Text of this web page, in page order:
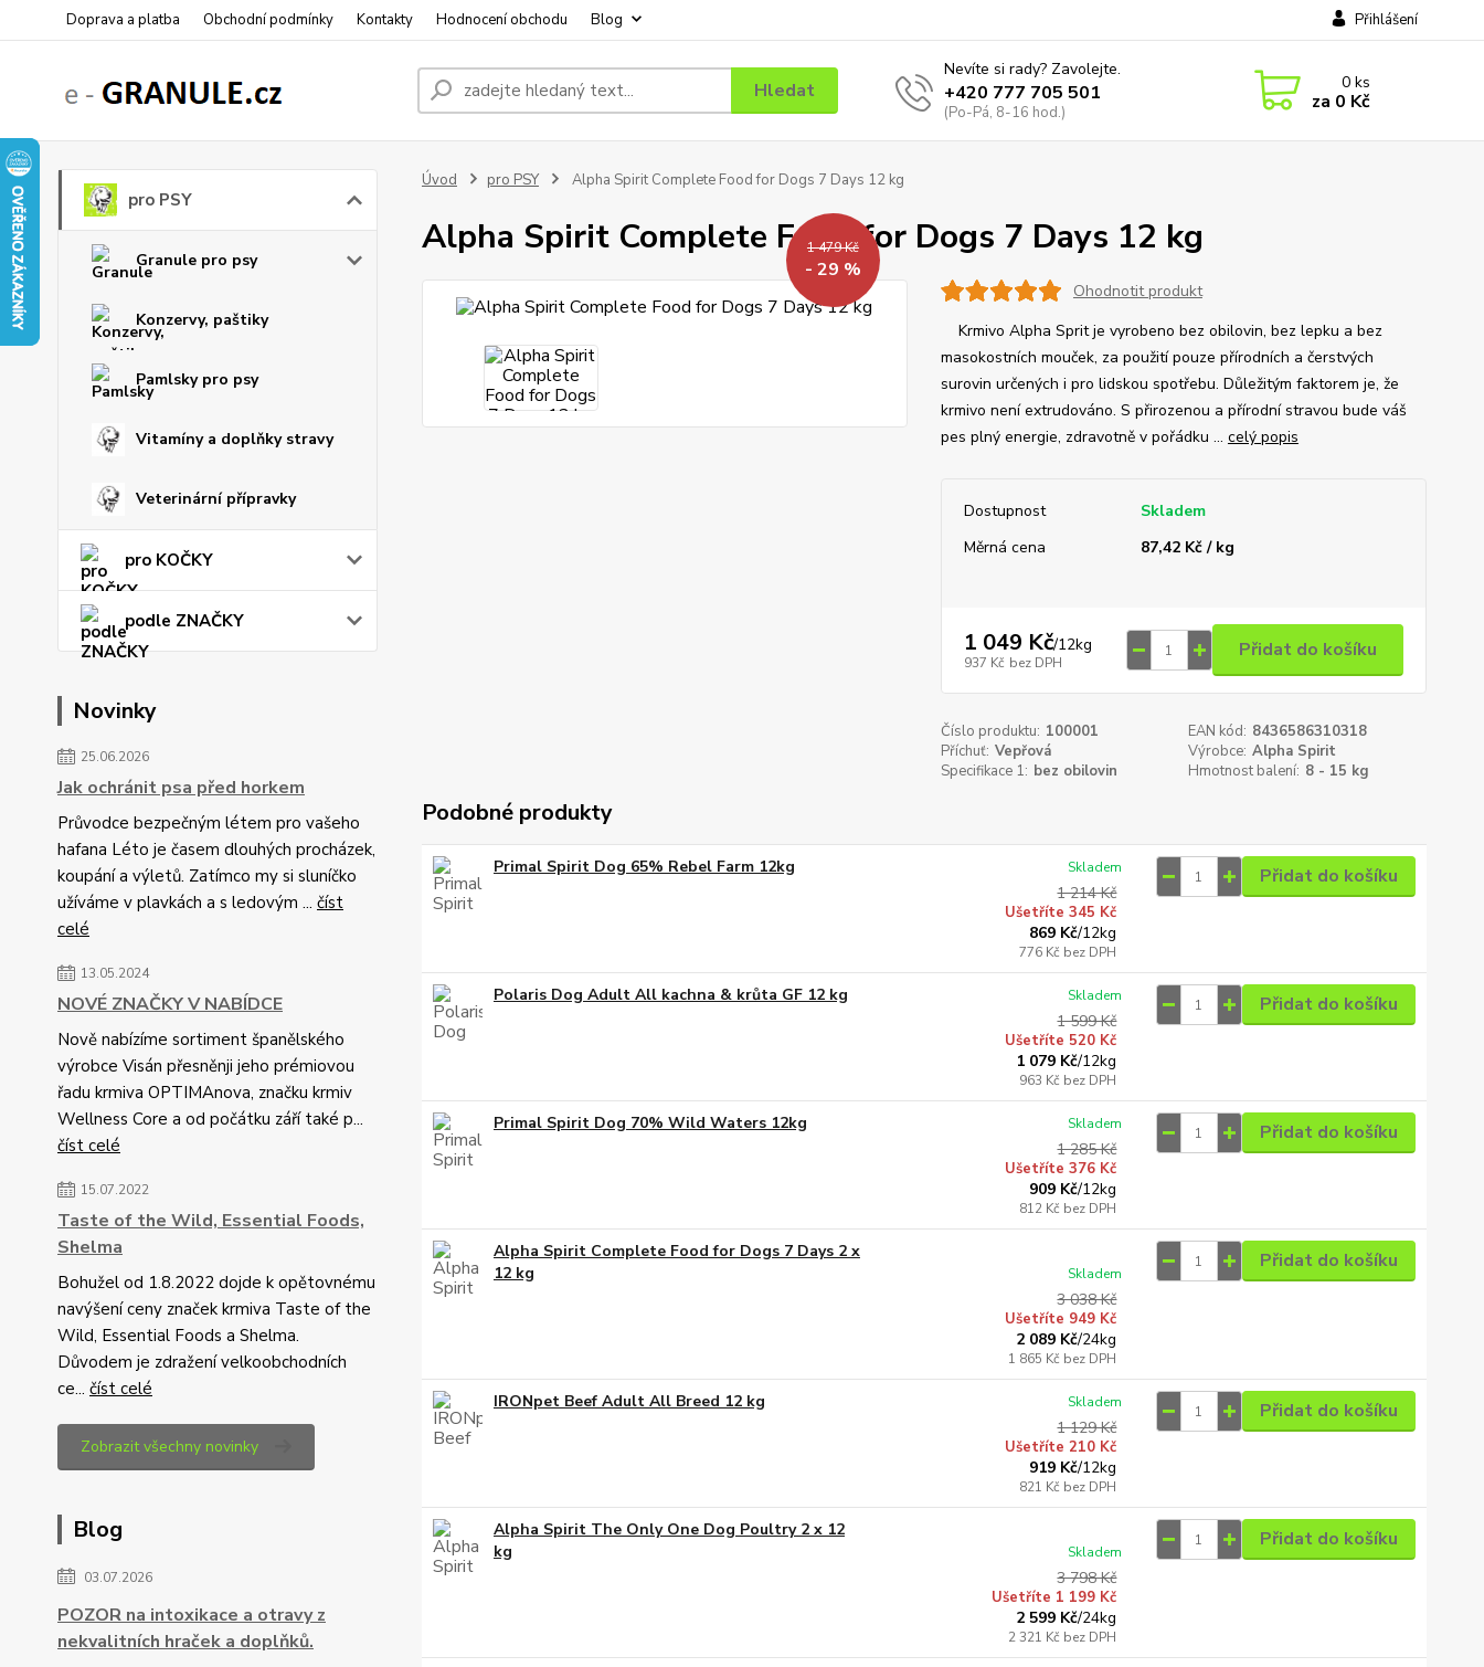
Doprava a platba Obchodní podmínky Kontakty Hodnocení obchodu Blog Přihlášení
Hledat
Nevíte si rady? Zavolejte.
+420 777 705 501
(Po-Pá, 8-16 hod.)
0ks
za 0 Kč
pro PSY
Granule pro psy
Konzervy, paštiky
Pamlsky pro psy
Vitamíny a doplňky stravy
Veterinární přípravky
pro KOČKY
podle ZNAČKY
Novinky
25.06.2026
Jak ochránit psa před horkem
Průvodce bezpečným létem pro vašeho
hafana Léto je časem dlouhých procházek,
koupání a výletů. Zatímco my si sluníčko
užíváme v plavkách a s ledovým ... číst
celé
13.05.2024
NOVÉ ZNAČKY V NABÍDCE
Nově nabízíme sortiment španělského
výrobce Visán přesněnji jeho prémiovou
řadu krmiva OPTIMAnova, značku krmiv
Wellness Core a od počátku září také p...
číst celé
15.07.2022
Taste of the Wild, Essential Foods,
Shelma
Bohužel od 1.8.2022 dojde k opětovnému
navýšení ceny značek krmiva Taste of the
Wild, Essential Foods a Shelma.
Důvodem je zdražení velkoobchodních
ce... číst celé
Zobrazit všechny novinky
Blog
03.07.2026
POZOR na intoxikace a otravy z
nekvalitních hraček a doplňků.
Úvod pro PSY Alpha Spirit Complete Food for Dogs 7 Days 12 kg
Alpha Spirit Complete Food for Dogs 7 Days 12 kg
1 479 Kč
- 29 %
Ohodnotit produkt
Krmivo Alpha Sprit je vyrobeno bez obilovin, bez lepku a bez
masokostních mouček, za použití pouze přírodních a čerstvých
surovin určených i pro lidskou spotřebu. Důležitým faktorem je, že
krmivo není extrudováno. S přirozenou a přírodní stravou bude váš
pes plný energie, zdravotně v pořádku ... celý popis
Dostupnost
Skladem
Měrná cena
87,42 Kč / kg
1 049 Kč/12kg
937 Kč bez DPH
Přidat do košíku
Číslo produktu: 100001 EAN kód: 8436586310318
Příchuť: Vepřová Výrobce: Alpha Spirit
Specifikace 1: bez obilovin Hmotnost balení: 8 - 15 kg
Podobné produkty
Primal Spirit Dog 65% Rebel Farm 12kg
1 214 Kč
Ušetříte 345 Kč
869 Kč/12kg
776 Kč bez DPH
Skladem Přidat do košíku
Polaris Dog Adult All kachna & krůta GF 12 kg
1 599 Kč
Ušetříte 520 Kč
1 079 Kč/12kg
963 Kč bez DPH
Skladem Přidat do košíku
Primal Spirit Dog 70% Wild Waters 12kg
1 285 Kč
Ušetříte 376 Kč
909 Kč/12kg
812 Kč bez DPH
Skladem Přidat do košíku
Alpha Spirit Complete Food for Dogs 7 Days 2 x
12 kg
3 038 Kč
Ušetříte 949 Kč
2 089 Kč/24kg
1 865 Kč bez DPH
Skladem
Přidat do košíku
IRONpet Beef Adult All Breed 12 kg
1 129 Kč
Ušetříte 210 Kč
919 Kč/12kg
821 Kč bez DPH
Skladem Přidat do košíku
Alpha Spirit The Only One Dog Poultry 2 x 12
kg
3 798 Kč
Ušetříte 1 199 Kč
2 599 Kč/24kg
2 321 Kč bez DPH
Skladem
Přidat do košíku